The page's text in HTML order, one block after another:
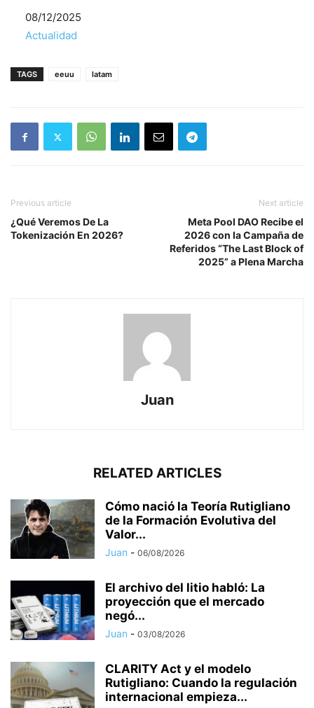
Fecha
08/12/2025
Respecto a
Actualidad
TAGS eeuu latam
Previous article
¿Qué Veremos De La
Tokenización En 2026?
Next article
Meta Pool DAO Recibe el
2026 con la Campaña de
Referidos “The Last Block of
2025” a Plena Marcha
Juan
RELATED ARTICLES
Cómo nació la Teoría Rutigliano
de la Formación Evolutiva del
Valor...
Juan - 06/08/2026
El archivo del litio habló: La
proyección que el mercado
negó...
Juan - 03/08/2026
CLARITY Act y el modelo
Rutigliano: Cuando la regulación
internacional empieza...